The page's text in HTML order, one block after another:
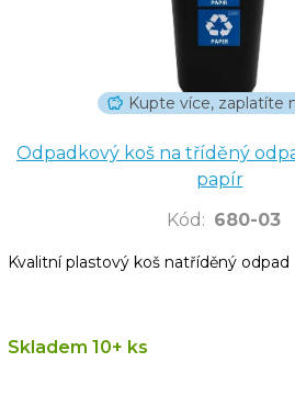
Kupte více, zaplatíte
Odpadkový koš na tříděný
papír
Kód : 680-03
Kvalitní plastový koš natříděný odpad
Skladem 10+ ks